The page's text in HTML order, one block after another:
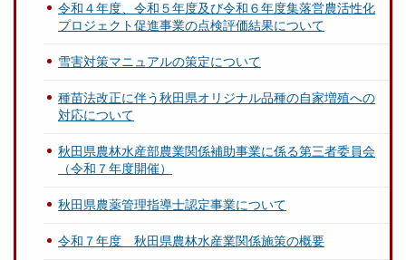
令和４年度、令和５年度及び令和６年度集落営農活性化
プロジェクト促進事業の点検評価結果について
雪害対策マニュアルの策定について
種苗法改正に伴う秋田県オリジナル品種の自家増殖への
対応について
秋田県農林水産部農業関係補助事業に係る第三者委員会
（令和７年度開催）
秋田県農薬管理指導士認定事業について
令和７年度 秋田県農林水産業関係施策の概要